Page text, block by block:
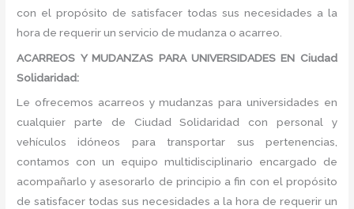
con el propósito de satisfacer todas sus necesidades a la
hora de requerir un servicio de mudanza o acarreo.
ACARREOS Y MUDANZAS PARA UNIVERSIDADES EN Ciudad
Solidaridad:
Le ofrecemos acarreos y mudanzas para universidades en
cualquier parte de Ciudad Solidaridad con personal y
vehículos idóneos para transportar sus pertenencias,
contamos con un equipo multidisciplinario encargado de
acompañarlo y asesorarlo de principio a fin con el propósito
de satisfacer todas sus necesidades a la hora de requerir un